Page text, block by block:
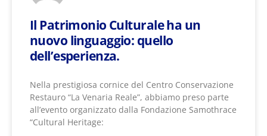
Il Patrimonio Culturale ha un
nuovo linguaggio: quello
dell’esperienza.
Nella prestigiosa cornice del Centro Conservazione
Restauro “La Venaria Reale”​, abbiamo preso parte
all’evento organizzato dalla Fondazione Samothrace
“Cultural Heritage: